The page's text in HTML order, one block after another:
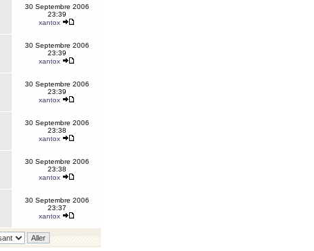
30 Septembre 2006
23:39
xantox
30 Septembre 2006
23:39
xantox
30 Septembre 2006
23:39
xantox
30 Septembre 2006
23:38
xantox
30 Septembre 2006
23:38
xantox
30 Septembre 2006
23:37
xantox